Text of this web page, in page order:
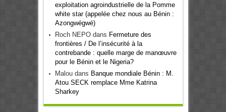
exploitation agroindustrielle de la Pomme
white star (appelée chez nous au Bénin :
Azongwégwé)
Roch NEPOdans Fermeture des
frontières / De l’insécurité à la
contrebande : quelle marge de manœuvre
pour le Bénin et le Nigeria?
Maloudans Banque mondiale Bénin : M.
Atou SECK remplace Mme Katrina
Sharkey